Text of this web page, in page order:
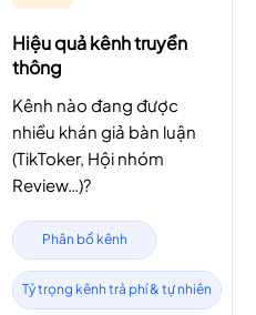
Hiệu quả kênh truyền
thông
Kênh nào đang được
nhiều khán giả bàn luận
(TikToker, Hội nhóm
Review…)?
Phân bổ kênh
Tỷ trọng kênh trả phí & tự nhiên